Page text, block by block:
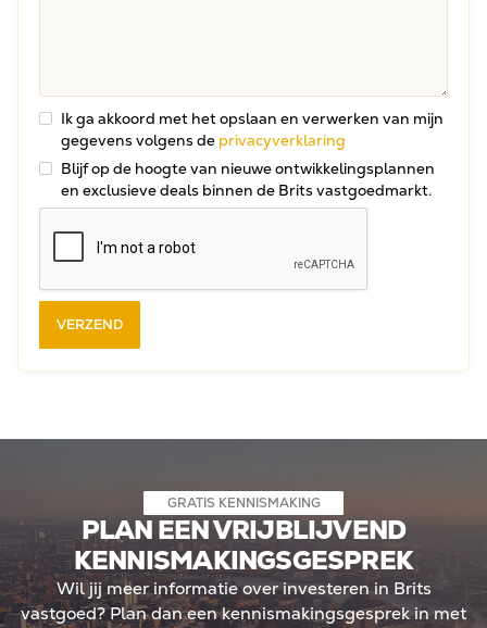
Ik ga akkoord met het opslaan en verwerken van mijn
gegevens volgens de privacyverklaring
Blijf op de hoogte van nieuwe ontwikkelingsplannen
en exclusieve deals binnen de Brits vastgoedmarkt.
GRATIS KENNISMAKING
PLAN EEN VRIJBLIJVEND
KENNISMAKINGSGESPREK
Wil jij meer informatie over investeren in Brits
vastgoed? Plan dan een kennismakingsgesprek in met